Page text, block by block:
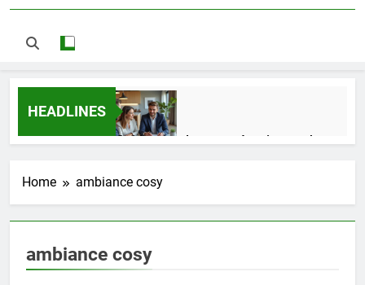
HEADLINES
Guide complet pour réussir un achat
1 Semaine Ago
impact dans le domaine médical
4 Mois Ago
Home ambiance cosy
ambiance cosy